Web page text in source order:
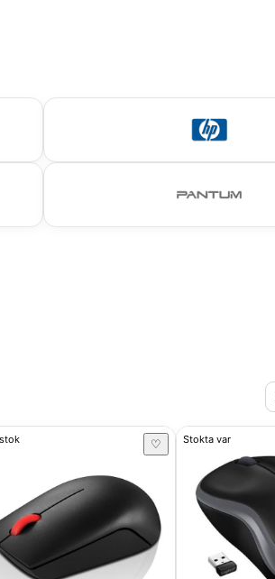
♡ Stokta var